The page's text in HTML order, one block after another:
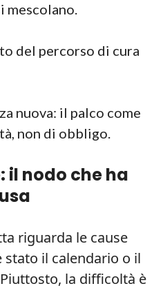
mescolano.
del percorso di cura
nuova: il palco come
non di obbligo.
il nodo che ha
riguarda le cause
stato il calendario o il
la difficoltà è